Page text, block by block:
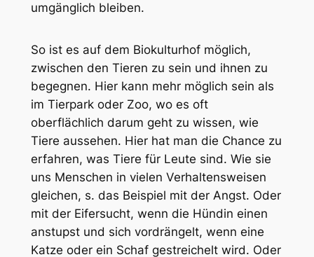
umgänglich bleiben.
So ist es auf dem Biokulturhof möglich,
zwischen den Tieren zu sein und ihnen zu
begegnen. Hier kann mehr möglich sein als
im Tierpark oder Zoo, wo es oft
oberflächlich darum geht zu wissen, wie
Tiere aussehen. Hier hat man die Chance zu
erfahren, was Tiere für Leute sind. Wie sie
uns Menschen in vielen Verhaltensweisen
gleichen, s. das Beispiel mit der Angst. Oder
mit der Eifersucht, wenn die Hündin einen
anstupst und sich vordrängelt, wenn eine
Katze oder ein Schaf gestreichelt wird. Oder